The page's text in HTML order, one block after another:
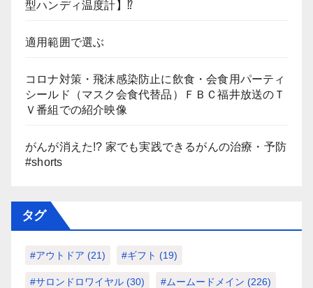
型ハンディ温度計】⁉
適用範囲で選ぶ
コロナ対策・飛沫感染防止に飲食・会食用パーティ
シールド（マスク会食代替品）ＦＢＣ福井放送のＴ
Ｖ番組での紹介映像
がんが消えた!? 家でも実践できるがんの治療・予防
#shorts
タグ
#アウトドア (21) #ギフト (19)
#サロンドロワイヤル (30) #ムームードメイン (226)